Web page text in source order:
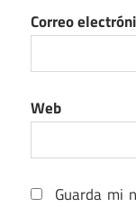
Correo
Web
Guarda mi